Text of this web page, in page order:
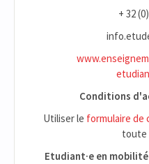
+ 32
Conditions
Utiliser le formulaire de
toute
Etudiant·e en